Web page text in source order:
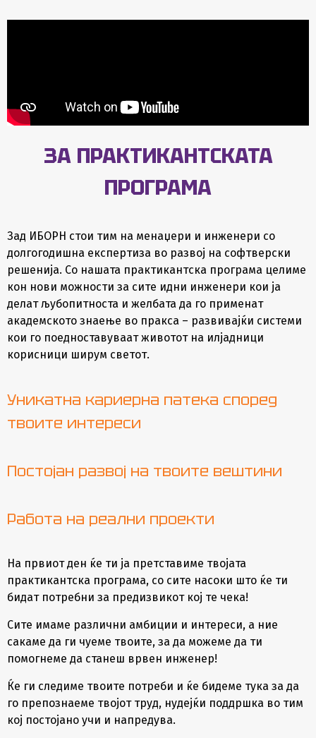
ЗА ПРАКТИКАНТСКАТА
ПРОГРАМА
Зад ИБОРН стои тим на менаџери и инженери со
долгогодишна експертиза во развој на софтверски
решенија. Со нашата практикантска програма целиме
кон нови можности за сите идни инженери кои ја
делат љубопитноста и желбата да го применат
академското знаење во пракса – развивајќи системи
кои го поедноставуваат животот на илјадници
корисници ширум светот.
Уникатна кариерна патека според
твоите интереси
Постојан развој на твоите вештини
Работа на реални проекти
На првиот ден ќе ти ја претставиме твојата
практикантска програма, со сите насоки што ќе ти
бидат потребни за предизвикот кој те чека!
Сите имаме различни амбиции и интереси, а ние
сакаме да ги чуеме твоите, за да можеме да ти
помогнеме да станеш врвен инженер!
Ќе ги следиме твоите потреби и ќе бидеме тука за да
го препознаеме твојот труд, нудејќи поддршка во тим
кој постојано учи и напредува.